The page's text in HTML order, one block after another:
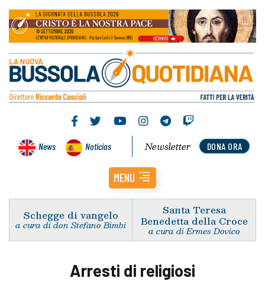
News Noticias DONA ORA
Newsletter
MENU
Schegge di vangelo
a cura di don Stefano Bimbi
Santa Teresa
Benedetta della Croce
a cura di Ermes Dovico
Arresti di religiosi